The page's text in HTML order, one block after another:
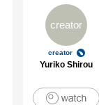
creator
creator
Yuriko Shirou